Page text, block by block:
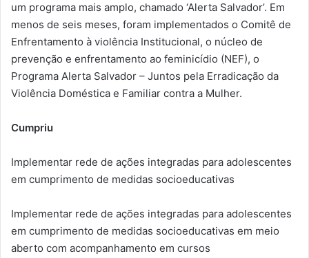
um programa mais amplo, chamado ‘Alerta Salvador’. Em
menos de seis meses, foram implementados o Comitê de
Enfrentamento à violência Institucional, o núcleo de
prevenção e enfrentamento ao feminicídio (NEF), o
Programa Alerta Salvador – Juntos pela Erradicação da
Violência Doméstica e Familiar contra a Mulher.
Cumpriu
Implementar rede de ações integradas para adolescentes
em cumprimento de medidas socioeducativas
Implementar rede de ações integradas para adolescentes
em cumprimento de medidas socioeducativas em meio
aberto com acompanhamento em cursos